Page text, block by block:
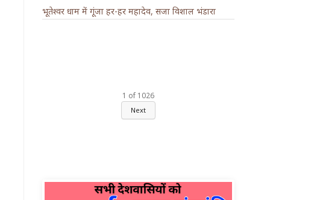
भूतेश्वर धाम में गूंजा हर-हर महादेव, सजा विशाल भंडारा
1 of 1026
Next